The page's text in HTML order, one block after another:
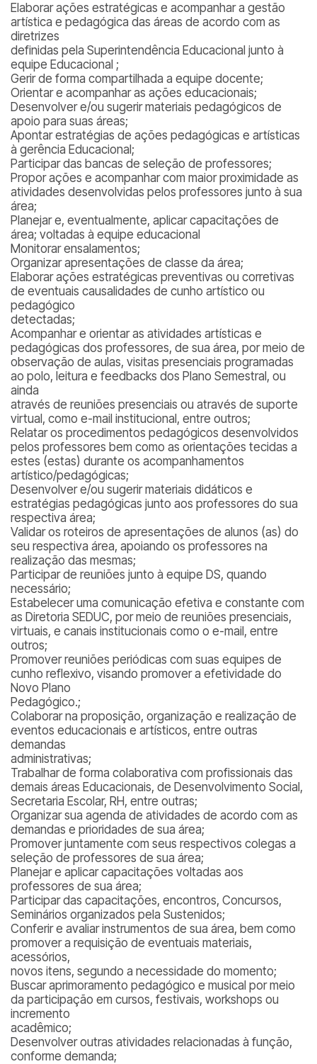
Elaborar ações estratégicas e acompanhar a gestão
artística e pedagógica das áreas de acordo com as
diretrizes
definidas pela Superintendência Educacional junto à
equipe Educacional ;
Gerir de forma compartilhada a equipe docente;
Orientar e acompanhar as ações educacionais;
Desenvolver e/ou sugerir materiais pedagógicos de
apoio para suas áreas;
Apontar estratégias de ações pedagógicas e artísticas
à gerência Educacional;
Participar das bancas de seleção de professores;
Propor ações e acompanhar com maior proximidade as
atividades desenvolvidas pelos professores junto à sua
área;
Planejar e, eventualmente, aplicar capacitações de
área; voltadas à equipe educacional
Monitorar ensalamentos;
Organizar apresentações de classe da área;
Elaborar ações estratégicas preventivas ou corretivas
de eventuais causalidades de cunho artístico ou
pedagógico
detectadas;
Acompanhar e orientar as atividades artísticas e
pedagógicas dos professores, de sua área, por meio de
observação de aulas, visitas presenciais programadas
ao polo, leitura e feedbacks dos Plano Semestral, ou
ainda
através de reuniões presenciais ou através de suporte
virtual, como e-mail institucional, entre outros;
Relatar os procedimentos pedagógicos desenvolvidos
pelos professores bem como as orientações tecidas a
estes (estas) durante os acompanhamentos
artístico/pedagógicas;
Desenvolver e/ou sugerir materiais didáticos e
estratégias pedagógicas junto aos professores do sua
respectiva área;
Validar os roteiros de apresentações de alunos (as) do
seu respectiva área, apoiando os professores na
realização das mesmas;
Participar de reuniões junto à equipe DS, quando
necessário;
Estabelecer uma comunicação efetiva e constante com
as Diretoria SEDUC, por meio de reuniões presenciais,
virtuais, e canais institucionais como o e-mail, entre
outros;
Promover reuniões periódicas com suas equipes de
cunho reflexivo, visando promover a efetividade do
Novo Plano
Pedagógico.;
Colaborar na proposição, organização e realização de
eventos educacionais e artísticos, entre outras
demandas
administrativas;
Trabalhar de forma colaborativa com profissionais das
demais áreas Educacionais, de Desenvolvimento Social,
Secretaria Escolar, RH, entre outras;
Organizar sua agenda de atividades de acordo com as
demandas e prioridades de sua área;
Promover juntamente com seus respectivos colegas a
seleção de professores de sua área;
Planejar e aplicar capacitações voltadas aos
professores de sua área;
Participar das capacitações, encontros, Concursos,
Seminários organizados pela Sustenidos;
Conferir e avaliar instrumentos de sua área, bem como
promover a requisição de eventuais materiais,
acessórios,
novos itens, segundo a necessidade do momento;
Buscar aprimoramento pedagógico e musical por meio
da participação em cursos, festivais, workshops ou
incremento
acadêmico;
Desenvolver outras atividades relacionadas à função,
conforme demanda;